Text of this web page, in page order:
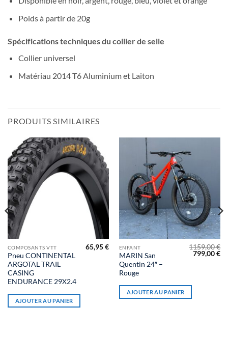
Poids à partir de 20g
Spécifications techniques du collier de selle
Collier universel
Matériau 2014 T6 Aluminium et Laiton
PRODUITS SIMILAIRES
COMPOSANTS VTT
Pneu CONTINENTAL
ARGOTAL TRAIL
CASING
ENDURANCE 29X2.4
65,95€
AJOUTER AU PANIER
ENFANT
MARIN San
Quentin 24″ –
Rouge
1159,00€
Le
prix
799,00€Le
AJOUTER AU PANIER